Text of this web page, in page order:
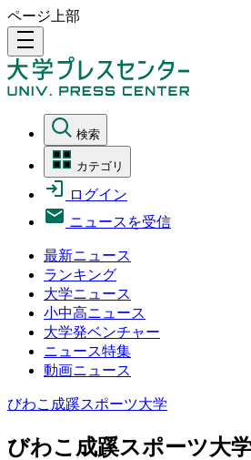
ページ上部
density_medium
検索
カテゴリ
ログイン
ニュースを受信
最新ニュース
ランキング
大学ニュース
小中高ニュース
大学発ベンチャー
ニュース特集
動画ニュース
びわこ成蹊スポーツ大学
びわこ成蹊スポーツ大